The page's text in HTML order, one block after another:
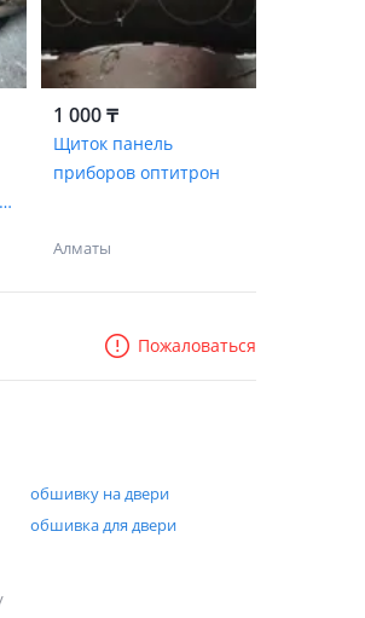
1 000 ₸
Щиток панель
приборов оптитрон
Алматы
Пожаловаться
обшивку на двери
обшивка для двери